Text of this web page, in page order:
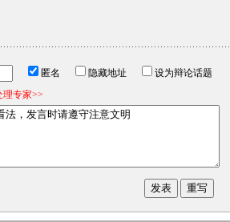
匿名 隐藏地址
设为辩论话题
专家>>